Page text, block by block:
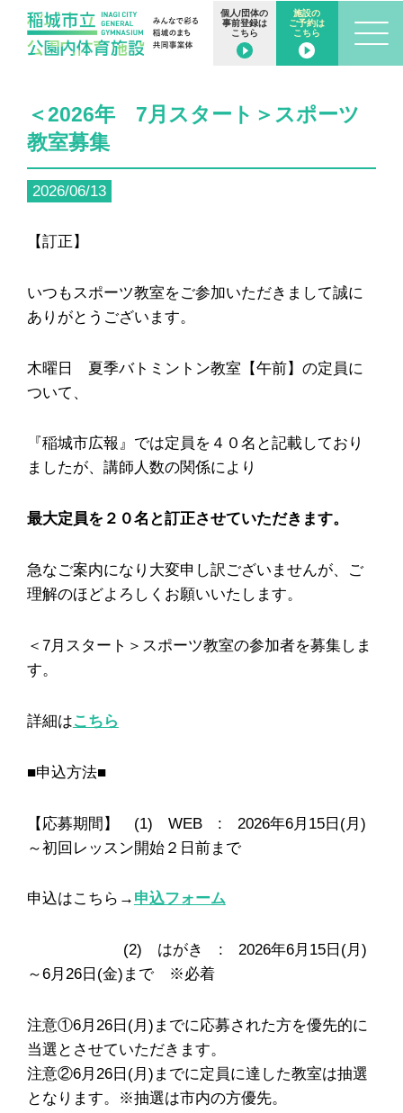
個人/団体の
事前登録は
こちら
施設の
ご予約は
こちら
＜2026年 7月スタート＞スポーツ
教室募集
2026/06/13
【訂正】
いつもスポーツ教室をご参加いただきまして誠に
ありがとうございます。
木曜日 夏季バトミントン教室【午前】の定員に
ついて、
『稲城市広報』では定員を４０名と記載しており
ましたが、講師人数の関係により
最大定員を２０名と訂正させていただきます。
急なご案内になり大変申し訳ございませんが、ご
理解のほどよろしくお願いいたします。
＜7月スタート＞スポーツ教室の参加者を募集しま
す。
詳細はこちら
■申込方法■
【応募期間】 (1) WEB : 2026年6月15日(月)
～初回レッスン開始２日前まで
申込はこちら→ 申込フォーム
(2) はがき : 2026年6月15日(月)
～6月26日(金)まで ※必着
注意①6月26日(月)までに応募された方を優先的に
当選とさせていただきます。
注意②6月26日(月)までに定員に達した教室は抽選
となります。※抽選は市内の方優先。